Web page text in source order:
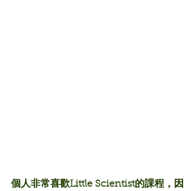
個人非常喜歡Little Scientist的課程，因